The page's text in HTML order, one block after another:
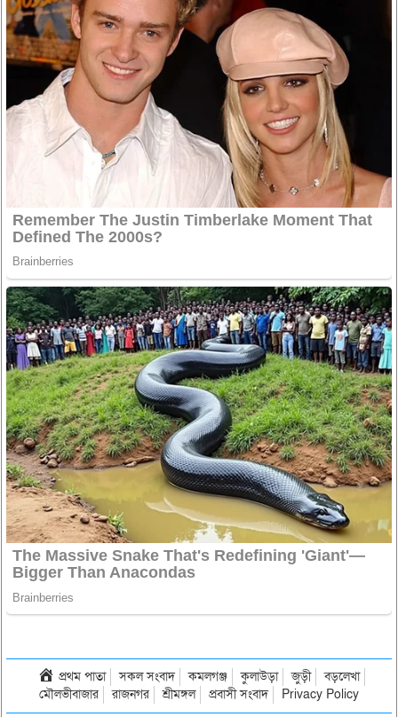
প্রথম পাতা সকল সংবাদ কমলগঞ্জ কুলাউড়া জুড়ী
বড়লেখা
মৌলভীবাজার
রাজনগর শ্রীমঙ্গল প্রবাসী সংবাদ Privacy Policy